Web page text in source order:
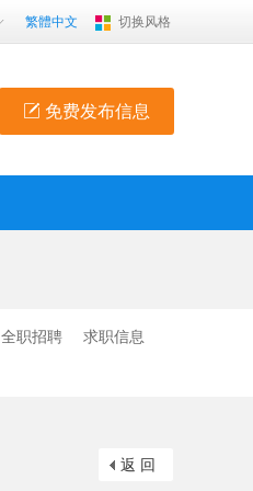
繁體中文 切换风格
免费发布信息
全职招聘
求职信息
返 回